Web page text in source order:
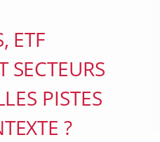
ETF
SECTEURS
PISTES
?